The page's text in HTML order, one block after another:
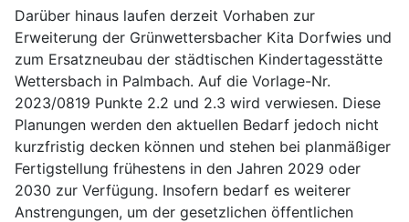
Darüber hinaus laufen derzeit Vorhaben zur
Erweiterung der Grünwettersbacher Kita Dorfwies und
zum Ersatzneubau der städtischen Kindertagesstätte
Wettersbach in Palmbach. Auf die Vorlage-Nr.
2023/0819 Punkte 2.2 und 2.3 wird verwiesen. Diese
Planungen werden den aktuellen Bedarf jedoch nicht
kurzfristig decken können und stehen bei planmäßiger
Fertigstellung frühestens in den Jahren 2029 oder
2030 zur Verfügung. Insofern bedarf es weiterer
Anstrengungen, um der gesetzlichen öffentlichen